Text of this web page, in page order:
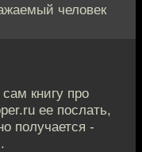
человек
книгу про
ее послать,
получается -